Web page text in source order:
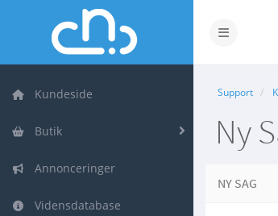
Skift
Kundeside
Butik
Annonceringer
Vidensdatabase
Support
Ny
NY SAG